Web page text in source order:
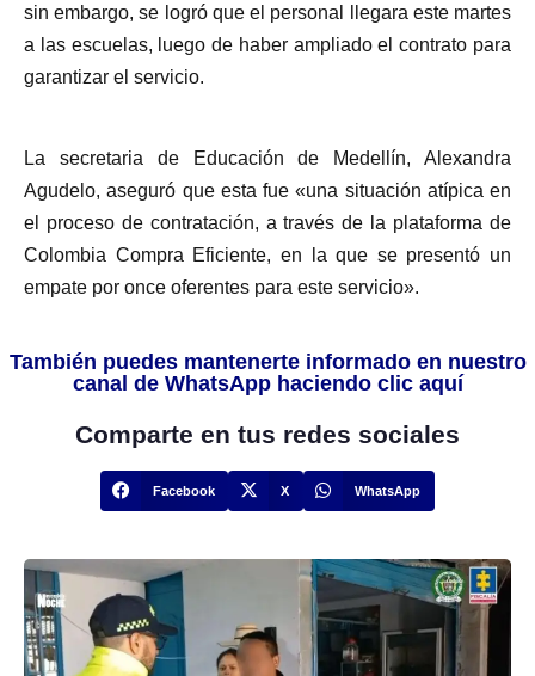
sin embargo, se logró que el personal llegara este martes
a las escuelas, luego de haber ampliado el contrato para
garantizar el servicio.
La secretaria de Educación de Medellín, Alexandra
Agudelo, aseguró que esta fue «una situación atípica en
el proceso de contratación, a través de la plataforma de
Colombia Compra Eficiente, en la que se presentó un
empate por once oferentes para este servicio».
También puedes mantenerte informado en nuestro
canal de WhatsApp haciendo clic aquí
Comparte en tus redes sociales
Facebook X WhatsApp